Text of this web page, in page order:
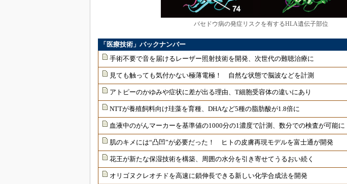
バセドウ病の発症リスクを有するHLA遺伝子部位
「医療技術」バックナンバー
手術不要で音を届けるレーザー照射技術を開発、次世代の難聴治療に
見ても触っても気付かない極薄電極！ 自然な状態で脳波などを計測
アトピーのかゆみや症状に差が出る理由、T細胞受容体の違いにあり
NTTが養殖飼料向け珪藻を育種、DHAなど5種の脂肪酸が1.8倍に
血液中のがんマーカーを基準値の1000分の1濃度で計測、数分での検査が可能に
肌のキメには“凸凹”が必要だった！ ヒトの皮膚再現モデルを富士通が開発
花王が新たな保湿技術を構築、周囲の水分を引き寄せてうるおい続く
オリゴヌクレオチドを高速に鎖伸長できる新しい化学合成法を開発